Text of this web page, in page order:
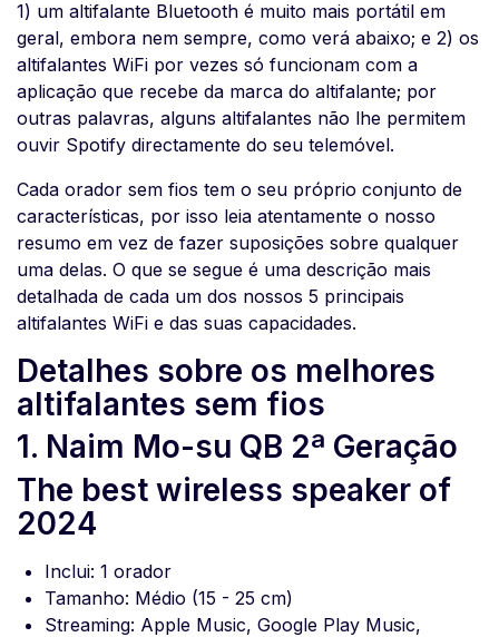
1) um altifalante Bluetooth é muito mais portátil em
geral, embora nem sempre, como verá abaixo; e 2) os
altifalantes WiFi por vezes só funcionam com a
aplicação que recebe da marca do altifalante; por
outras palavras, alguns altifalantes não lhe permitem
ouvir Spotify directamente do seu telemóvel.
Cada orador sem fios tem o seu próprio conjunto de
características, por isso leia atentamente o nosso
resumo em vez de fazer suposições sobre qualquer
uma delas. O que se segue é uma descrição mais
detalhada de cada um dos nossos 5 principais
altifalantes WiFi e das suas capacidades.
Detalhes sobre os melhores
altifalantes sem fios
1. Naim Mo-su QB 2ª Geração
The best wireless speaker of
2024
Inclui: 1 orador
Tamanho: Médio (15 - 25 cm)
Streaming: Apple Music, Google Play Music,